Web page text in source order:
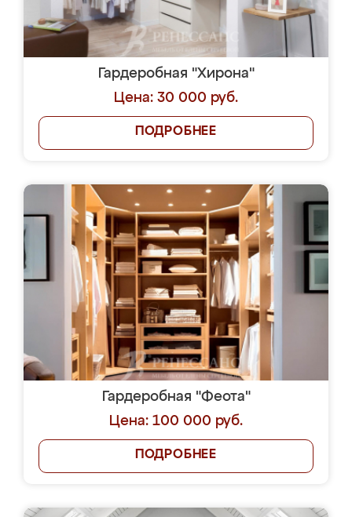
Гардеробная "Хирона"
Цена: 30 000 руб.
ПОДРОБНЕЕ
Гардеробная "Феота"
Цена: 100 000 руб.
ПОДРОБНЕЕ